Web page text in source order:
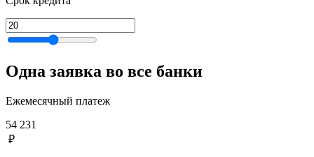
Одна заявка во все банки
Ежемесячный платеж
54 231
₽